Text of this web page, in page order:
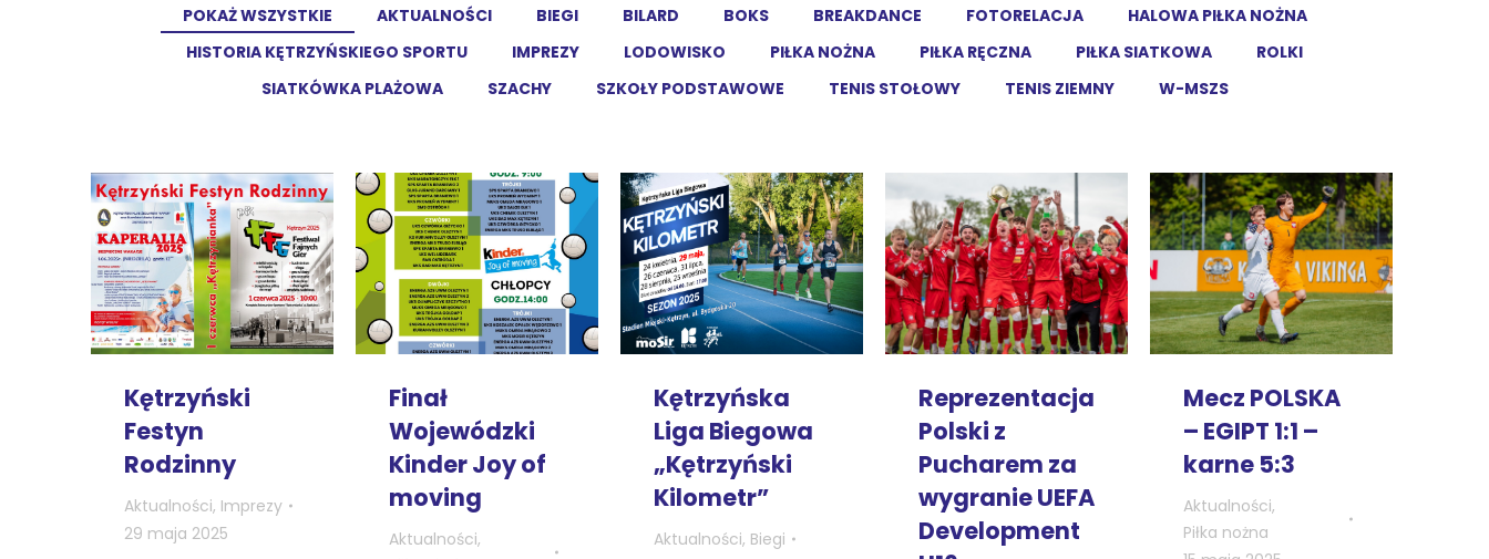
POKAŻ WSZYSTKIE AKTUALNOŚCI BIEGI BILARD BOKS BREAKDANCE FOTORELACJA
HALOWA PIŁKA NOŻNA
HISTORIA KĘTRZYŃSKIEGO SPORTU
IMPREZY LODOWISKO PIŁKA NOŻNA PIŁKA RĘCZNA PIŁKA SIATKOWA
ROLKI
SIATKÓWKA PLAŻOWA
SZACHY SZKOŁY PODSTAWOWE TENIS STOŁOWY TENIS ZIEMNY W-MSZS
Kętrzyński
Festyn
Rodzinny
Aktualności, Imprezy
29 maja 2025
Finał
Wojewódzki
Kinder Joy of
moving
Aktualności,
Kętrzyńska
Liga Biegowa
„Kętrzyński
Kilometr”
Aktualności, Biegi
Reprezentacja
Polski z
Pucharem za
wygranie UEFA
Development
Mecz POLSKA
– EGIPT 1:1 –
karne 5:3
Aktualności,
Piłka nożna